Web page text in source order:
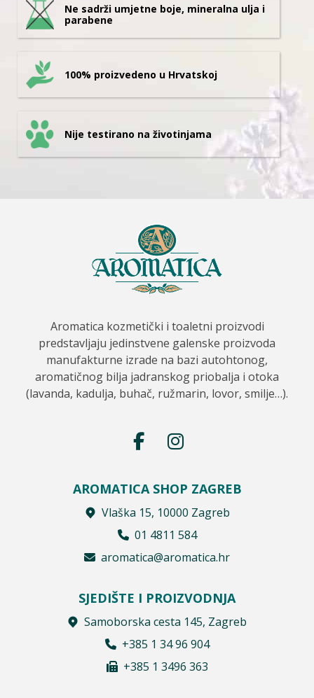
Ne sadrži umjetne boje, mineralna ulja i
parabene
100% proizvedeno u Hrvatskoj
Nije testirano na životinjama
Aromatica kozmetički i toaletni proizvodi
predstavljaju jedinstvene galenske proizvoda
manufakturne izrade na bazi autohtonog,
aromatičnog bilja jadranskog priobalja i otoka
(lavanda, kadulja, buhač, ružmarin, lovor, smilje…).
AROMATICA SHOP ZAGREB
Vlaška 15, 10000 Zagreb
01 4811 584
aromatica@aromatica.hr
SJEDIŠTE I PROIZVODNJA
Samoborska cesta 145, Zagreb
+385 1 34 96 904
+385 1 3496 363